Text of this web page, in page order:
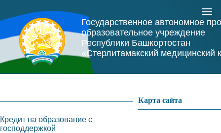
Государственное автономное
образовательное учреждение
Республики Башкортостан
«Стерлитамакский медицинский
Карта сайта
Кредит на образование с
господдержкой